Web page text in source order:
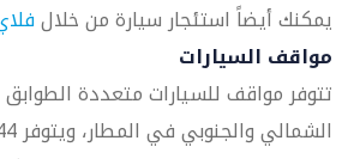
يمكنك أيضاً استئجار سيارة من خلال
مواقف السيارات
تتوفر مواقف للسيارات متعددة